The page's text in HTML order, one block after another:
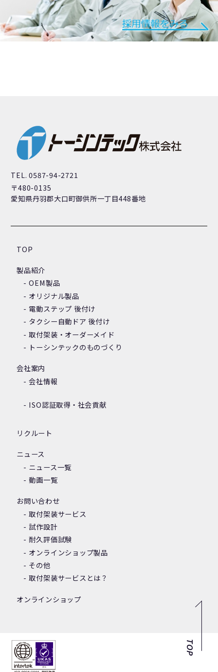
TEL. 0587-94-2721
〒480-0135
愛知県丹羽郡大口町御供所一丁目448番地
TOP
製品紹介
OEM製品
オリジナル製品
電動ステップ 後付け
タクシー自動ドア 後付け
取付架装・オーダーメイド
トーシンテックのものづくり
会社案内
会社情報
ISO認証取得・社会貢献
リクルート
ニュース
ニュース一覧
動画一覧
お問い合わせ
取付架装サービス
試作設計
耐久評価試験
オンラインショップ製品
その他
取付架装サービスとは？
オンラインショップ
TOP